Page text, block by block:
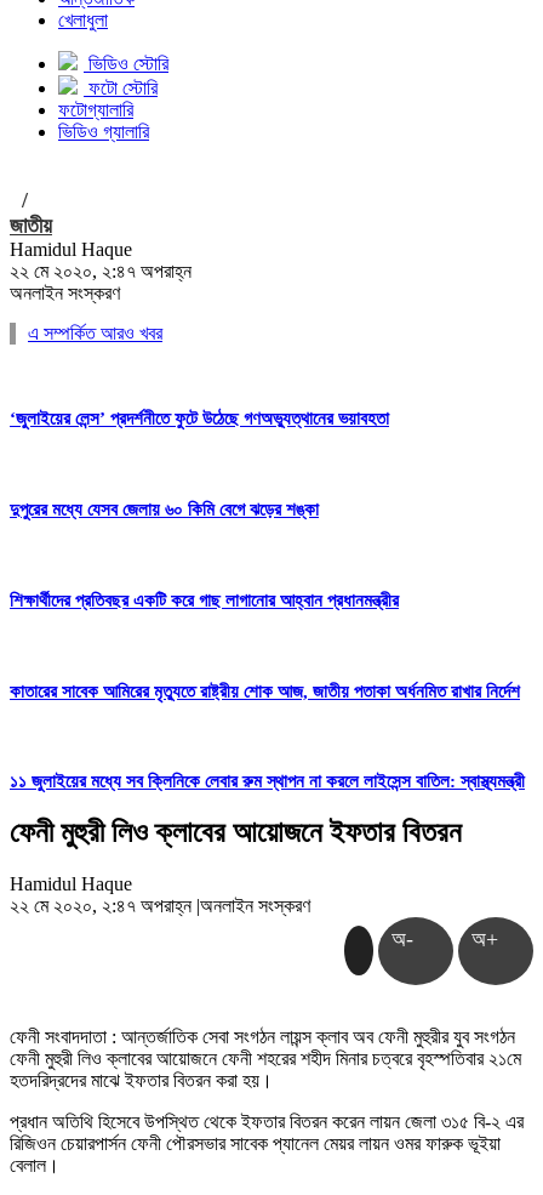
খেলাধুলা
ভিডিও স্টোরি
ফটো স্টোরি
ফটোগ্যালারি
ভিডিও গ্যালারি
/
জাতীয়
Hamidul Haque
২২ মে ২০২০, ২:৪৭ অপরাহ্ন
অনলাইন সংস্করণ
এ সম্পর্কিত আরও খবর
‘জুলাইয়ের লেন্স’ প্রদর্শনীতে ফুটে উঠেছে গণঅভ্যুত্থানের ভয়াবহতা
দুপুরের মধ্যে যেসব জেলায় ৬০ কিমি বেগে ঝড়ের শঙ্কা
শিক্ষার্থীদের প্রতিবছর একটি করে গাছ লাগানোর আহ্বান প্রধানমন্ত্রীর
কাতারের সাবেক আমিরের মৃত্যুতে রাষ্ট্রীয় শোক আজ, জাতীয় পতাকা অর্ধনমিত রাখার নির্দেশ
১১ জুলাইয়ের মধ্যে সব ক্লিনিকে লেবার রুম স্থাপন না করলে লাইসেন্স বাতিল: স্বাস্থ্যমন্ত্রী
ফেনী মুহুরী লিও ক্লাবের আয়োজনে ইফতার বিতরন
Hamidul Haque
২২ মে ২০২০, ২:৪৭ অপরাহ্ন |অনলাইন সংস্করণ
অ- অ+
ফেনী সংবাদদাতা : আন্তর্জাতিক সেবা সংগঠন লায়ন্স ক্লাব অব ফেনী মুহুরীর যুব সংগঠন
ফেনী মুহুরী লিও ক্লাবের আয়োজনে ফেনী শহরের শহীদ মিনার চত্বরে বৃহস্পতিবার ২১মে
হতদরিদ্রদের মাঝে ইফতার বিতরন করা হয়।
প্রধান অতিথি হিসেবে উপস্থিত থেকে ইফতার বিতরন করেন লায়ন জেলা ৩১৫ বি-২ এর
রিজিওন চেয়ারপার্সন ফেনী পৌরসভার সাবেক প্যানেল মেয়র লায়ন ওমর ফারুক ভূইয়া
বেলাল।